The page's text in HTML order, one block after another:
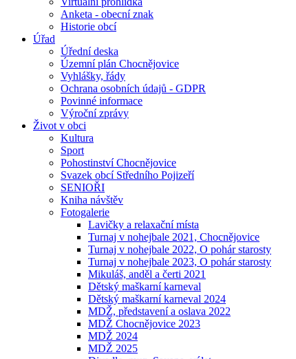
Anketa - obecní znak
Historie obcí
Úřad
Úřední deska
Územní plán Chocnějovice
Vyhlášky, řády
Ochrana osobních údajů - GDPR
Povinné informace
Výroční zprávy
Život v obci
Kultura
Sport
Pohostinství Chocnějovice
Svazek obcí Středního Pojizeří
SENIOŘI
Kniha návštěv
Fotogalerie
Lavičky a relaxační místa
Turnaj v nohejbale 2021, Chocnějovice
Turnaj v nohejbale 2022, O pohár starosty
Turnaj v nohejbale 2023, O pohár starosty
Mikuláš, anděl a čerti 2021
Dětský maškarní karneval
Dětský maškarní karneval 2024
MDŽ, představení a oslava 2022
MDŽ Chocnějovice 2023
MDŽ 2024
MDŽ 2025